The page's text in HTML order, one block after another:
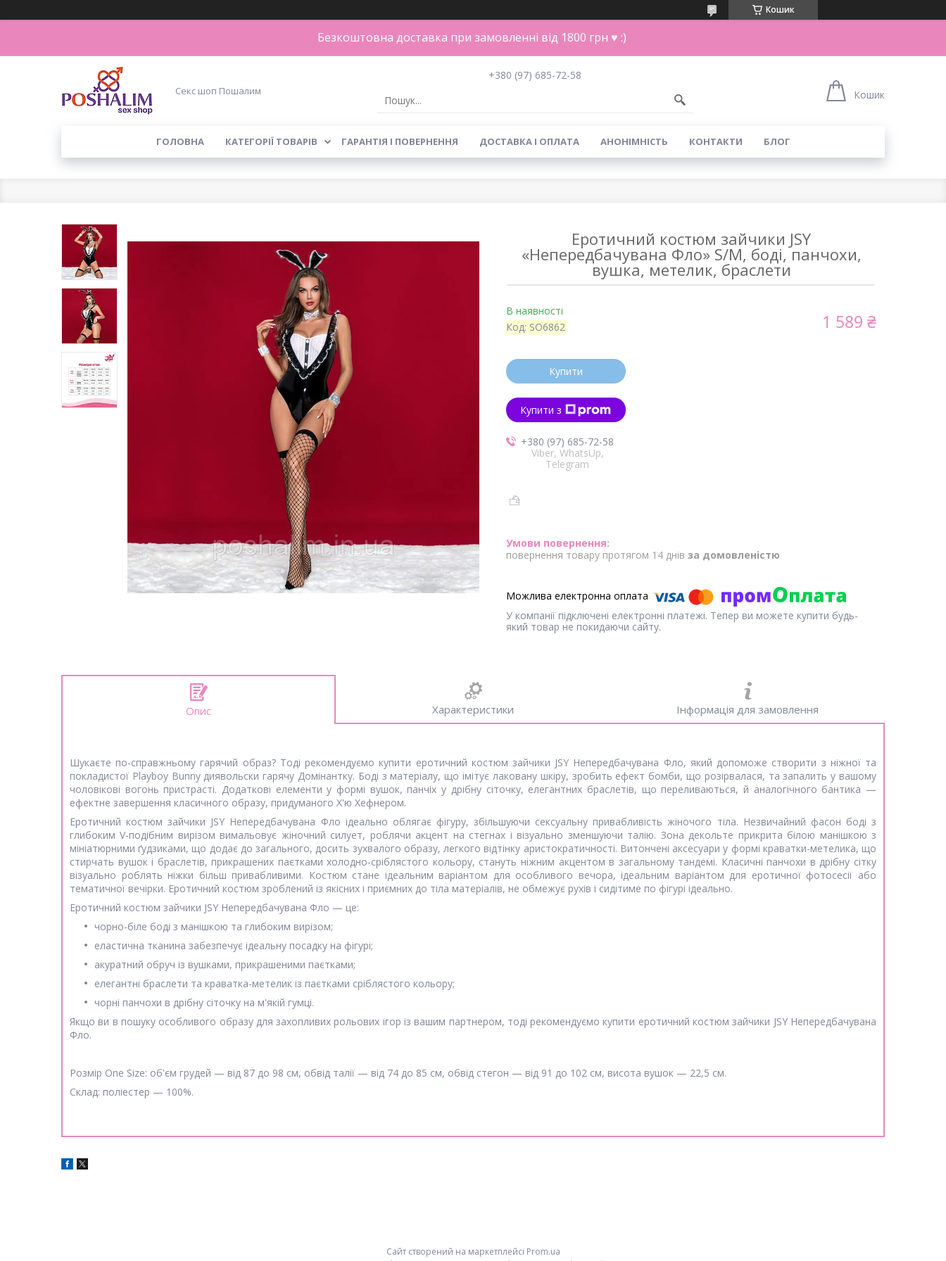
Кошик
Безкоштовна доставка при замовленні від 1800 грн ♥ :)
Секс шоп Пошалим
+380 (97) 685-72-58
Кошик
ГОЛОВНА КАТЕГОРІЇ ТОВАРІВ ГАРАНТІЯ І ПОВЕРНЕННЯ ДОСТАВКА І ОПЛАТА АНОНІМНІСТЬ КОНТАКТИ БЛОГ
Еротичний костюм зайчики JSY
«Непередбачувана Фло» S/M, боді, панчохи,
вушка, метелик, браслети
В наявності
Код: SO6862 1 589 ₴
Купити
Купити з
+380 (97) 685-72-58
Viber, WhatsUp,
Telegram
повернення товару протягом 14 днів за домовленістю
У компанії підключені електронні платежі. Тепер ви можете купити будь-
який товар не покидаючи сайту.
Опис Характеристики Інформація для замовлення
Шукаєте по-справжньому гарячий образ? Тоді рекомендуємо купити еротичний костюм зайчики JSY Непередбачувана Фло, який допоможе створити з ніжної та
покладистої Playboy Bunny диявольски гарячу Домінантку. Боді з матеріалу, що імітує лаковану шкіру, зробить ефект бомби, що розірвалася, та запалить у вашому
чоловікові вогонь пристрасті. Додаткові елементи у формі вушок, панчіх у дрібну сіточку, елегантних браслетів, що переливаються, й аналогічного бантика —
ефектне завершення класичного образу, придуманого Х'ю Хефнером.
Еротичний костюм зайчики JSY Непередбачувана Фло ідеально облягає фігуру, збільшуючи сексуальну привабливість жіночого тіла. Незвичайний фасон боді з
глибоким V-подібним вирізом вимальовує жіночний силует, роблячи акцент на стегнах і візуально зменшуючи талію. Зона декольте прикрита білою манішкою з
мініатюрними ґудзиками, що додає до загального, досить зухвалого образу, легкого відтінку аристократичності. Витончені аксесуари у формі краватки-метелика, що
стирчать вушок і браслетів, прикрашених паєтками холодно-сріблястого кольору, стануть ніжним акцентом в загальному тандемі. Класичні панчохи в дрібну сітку
візуально роблять ніжки більш привабливими. Костюм стане ідеальним варіантом для особливого вечора, ідеальним варіантом для еротичної фотосесії або
тематичної вечірки. Еротичний костюм зроблений із якісних і приємних до тіла матеріалів, не обмежує рухів і сидітиме по фігурі ідеально.
Еротичний костюм зайчики JSY Непередбачувана Фло — це:
чорно-біле боді з манішкою та глибоким вирізом;
еластична тканина забезпечує ідеальну посадку на фігурі;
акуратний обруч із вушками, прикрашеними паєтками;
елегантні браслети та краватка-метелик із паєтками сріблястого кольору;
чорні панчохи в дрібну сіточку на м'якій гумці.
Якщо ви в пошуку особливого образу для захопливих рольових ігор із вашим партнером, тоді рекомендуємо купити еротичний костюм зайчики JSY Непередбачувана
Фло.
Розмір One Size: об'єм грудей — від 87 до 98 см, обвід талії — від 74 до 85 см, обвід стегон — від 91 до 102 см, висота вушок — 22,5 см.
Склад: поліестер — 100%.
Сайт створений на маркетплейсі Prom.ua